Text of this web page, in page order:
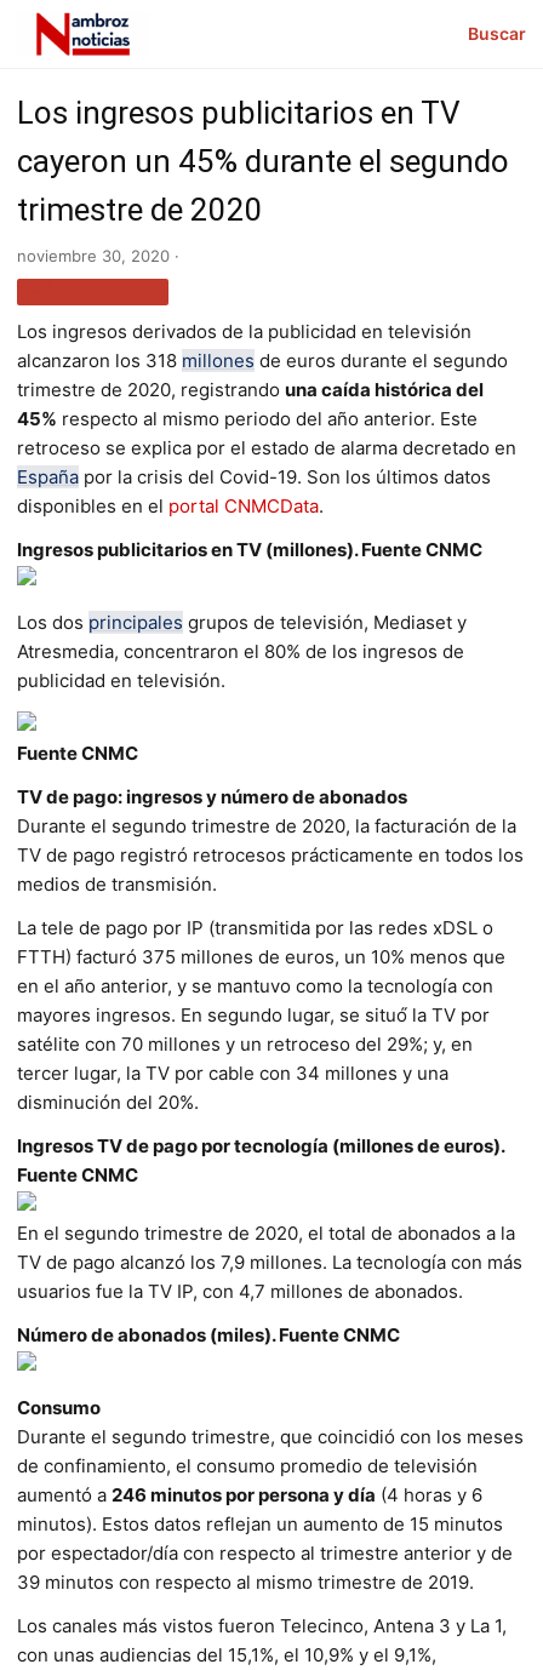
Buscar
Los ingresos publicitarios en TV
cayeron un 45% durante el segundo
trimestre de 2020
noviembre 30, 2020 ·
Los ingresos derivados de la publicidad en televisión
alcanzaron los 318 millones de euros durante el segundo
trimestre de 2020, registrando una caída histórica del
45% respecto al mismo periodo del año anterior. Este
retroceso se explica por el estado de alarma decretado en
España por la crisis del Covid-19. Son los últimos datos
disponibles en el portal CNMCData.
Ingresos publicitarios en TV (millones). Fuente CNMC
Los dos principales grupos de televisión, Mediaset y
Atresmedia, concentraron el 80% de los ingresos de
publicidad en televisión.
Fuente CNMC
TV de pago: ingresos y número de abonados
Durante el segundo trimestre de 2020, la facturación de la
TV de pago registró retrocesos prácticamente en todos los
medios de transmisión.
La tele de pago por IP (transmitida por las redes xDSL o
FTTH) facturó 375 millones de euros, un 10% menos que
en el año anterior, y se mantuvo como la tecnología con
mayores ingresos. En segundo lugar, se situó́ la TV por
satélite con 70 millones y un retroceso del 29%; y, en
tercer lugar, la TV por cable con 34 millones y una
disminución del 20%.
Ingresos TV de pago por tecnología (millones de euros).
Fuente CNMC
En el segundo trimestre de 2020, el total de abonados a la
TV de pago alcanzó los 7,9 millones. La tecnología con más
usuarios fue la TV IP, con 4,7 millones de abonados.
Número de abonados (miles). Fuente CNMC
Consumo
Durante el segundo trimestre, que coincidió con los meses
de confinamiento, el consumo promedio de televisión
aumentó a 246 minutos por persona y día (4 horas y 6
minutos). Estos datos reflejan un aumento de 15 minutos
por espectador/día con respecto al trimestre anterior y de
39 minutos con respecto al mismo trimestre de 2019.
Los canales más vistos fueron Telecinco, Antena 3 y La 1,
con unas audiencias del 15,1%, el 10,9% y el 9,1%,